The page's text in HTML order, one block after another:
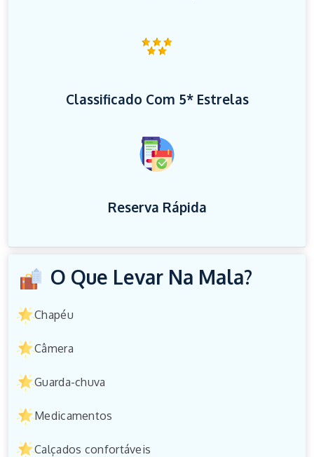
Classificado Com 5* Estrelas
Reserva Rápida
O Que Levar Na Mala?
Chapéu
Câmera
Guarda-chuva
Medicamentos
Calçados confortáveis